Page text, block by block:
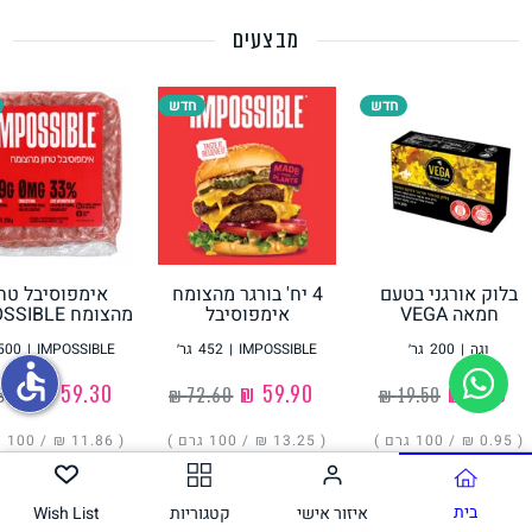
גבינות טבעוניות
מבצעים
חדש
בלוק אורגני בטעם
חמאה VEGA
200 גר׳ | וגה
‏19.50 ₪ ‏1.90 ₪
( ‏0.95 ₪ / 100 גרם )
חדש
4 יח' בורגר מהצומח
אימפוסיבל
452 גר׳ | IMPOSSIBLE
‏72.60 ₪
( ‏13.25 ₪ / 100 גרם )
אימפוסיבל
מהצומח IMPOSSIBLE
| IMPOSSIBLE
‏68.00 ₪
( ‏11.86 ₪ / 100 גרם
הוסיפו בית איזור אישי קטגוריות Wish List
accessible